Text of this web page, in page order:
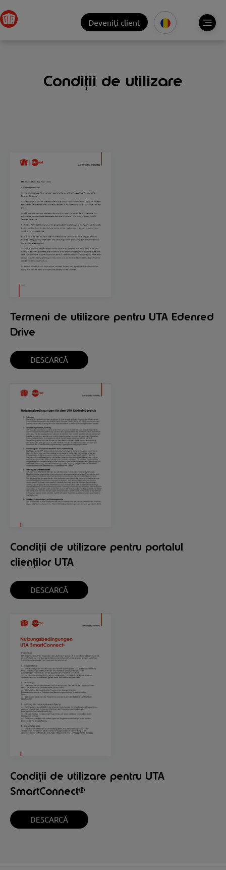
Deveniți client
Condiții de utilizare
Termeni de utilizare pentru UTA Edenred
Drive
DESCARCĂ
Condiții de utilizare pentru portalul
clienților UTA
DESCARCĂ
Condiții de utilizare pentru UTA
SmartConnect®
DESCARCĂ